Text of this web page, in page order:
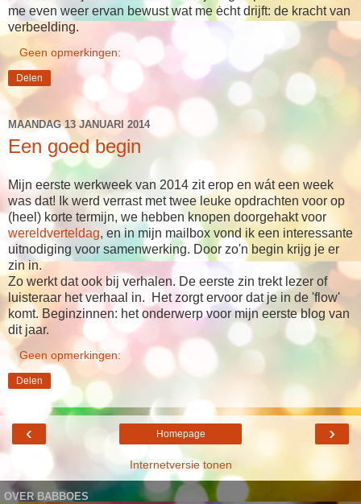
me even weer ervan bewust wat me ėcht drijft: de kracht van
verbeelding.
Geen opmerkingen:
Delen
MAANDAG 13 JANUARI 2014
Een goed begin
Mijn eerste werkweek van 2014 zit erop en wát een week
was dat! Ik werd verrast met twee leuke opdrachten voor op
(heel) korte termijn, we hebben knopen doorgehakt voor
wereldverteldag, en in mijn mailbox vond ik een interessante
uitnodiging voor samenwerking. Door zo'n begin krijg je er
zin in.
Zo werkt dat ook bij verhalen. De eerste zin trekt lezer of
luisteraar het verhaal in. Het zorgt ervoor dat je in de 'flow'
komt. Beginzinnen: het onderwerp voor mijn eerste blog van
dit jaar.
Geen opmerkingen:
Delen
‹ ›
Homepage
Internetversie tonen
OVER BABBOES